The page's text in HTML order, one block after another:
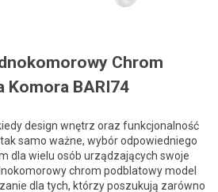
Chrom
Komora BARI74
design wnętrz oraz funkcjonalność
samo ważne, wybór odpowiedniego
dla wielu osób urządzających swoje
chrom podblatowy model
dla tych, którzy poszukują zarówno